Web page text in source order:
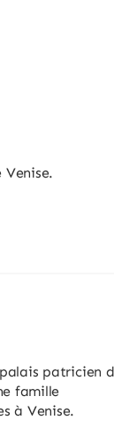
Venise.
patricien
famille
à Venise.